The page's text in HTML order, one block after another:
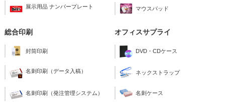
展示用品 ナンバープレート マウスパッド
総合印刷
封筒印刷
名刺印刷（データ入稿）
名刺印刷（発注管理システム）
オフィスサプライ
DVD・CDケース
ネックストラップ
名刺ケース